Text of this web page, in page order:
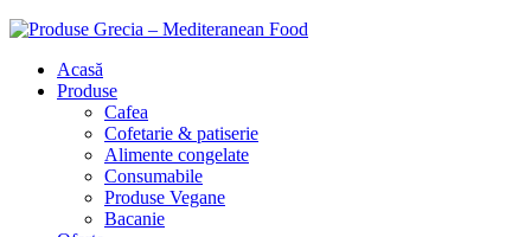
Acasă
Produse
Cafea
Cofetarie & patiserie
Alimente congelate
Consumabile
Produse Vegane
Bacanie